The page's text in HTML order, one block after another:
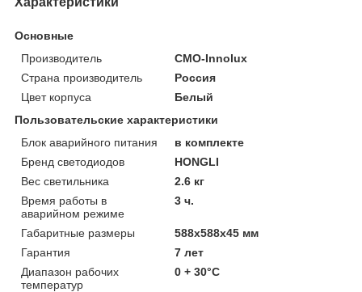
Основные
Производитель
CMO-Innolux
Страна производитель
Россия
Цвет корпуса
Белый
Пользовательские характеристики
Блок аварийного питания
в комплекте
Бренд светодиодов
HONGLI
Вес светильника
2.6 кг
Время работы в
аварийном режиме
3 ч.
Габаритные размеры
588х588х45 мм
Гарантия
7 лет
Диапазон рабочих
температур
0 + 30°C